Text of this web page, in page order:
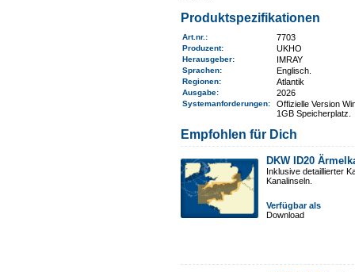
Produktspezifikationen
Art.nr. : 7703
Produzent: UKHO
Herausgeber: IMRAY
Sprachen: Englisch.
Regionen: Atlantik
Ausgabe: 2026
Systemanforderungen:
Offizielle Version
1GB Speicherplatz.
Empfohlen für Dich
DKW ID20
Inklusive detaillierter
Kanalinseln.
Verfügbar als
Download